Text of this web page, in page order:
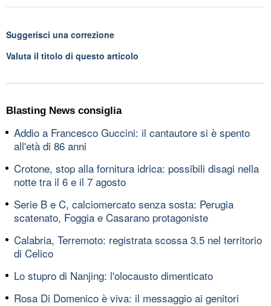
Suggerisci una correzione
Valuta il titolo di questo articolo
Blasting News consiglia
Addio a Francesco Guccini: il cantautore si è spento
all'età di 86 anni
Crotone, stop alla fornitura idrica: possibili disagi nella
notte tra il 6 e il 7 agosto
Serie B e C, calciomercato senza sosta: Perugia
scatenato, Foggia e Casarano protagoniste
Calabria, Terremoto: registrata scossa 3.5 nel territorio
di Celico
Lo stupro di Nanjing: l'olocausto dimenticato
Rosa Di Domenico è viva: il messaggio ai genitori